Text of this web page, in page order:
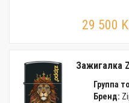
29 500
Зажигалка
Группа
Бренд: